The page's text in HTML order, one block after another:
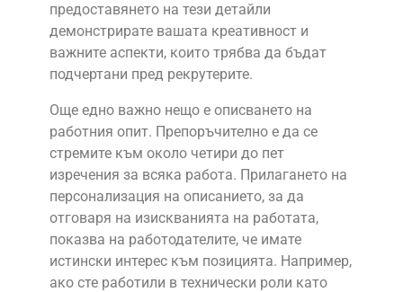
предоставянето на тези детайли
демонстрирате вашата креативност и
важните аспекти, които трябва да бъдат
подчертани пред рекрутерите.
Още едно важно нещо е описването на
работния опит. Препоръчително е да се
стремите към около четири до пет
изречения за всяка работа. Прилагането на
персонализация на описанието, за да
отговаря на изискванията на работата,
показва на работодателите, че имате
истински интерес към позицията. Например,
ако сте работили в технически роли като